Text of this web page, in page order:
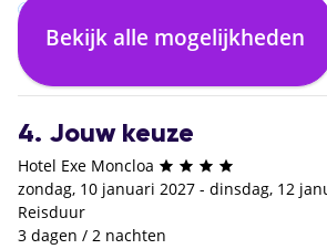
Enkel logies
€ 0,- p.p.
Logies en ontbijt
Bekijk alle mogelijkheden
4. Jouw keuze
Hotel Exe Moncloa
zondag, 10 januari 2027 - dinsdag, 12
Reisduur
3 dagen / 2 nachten